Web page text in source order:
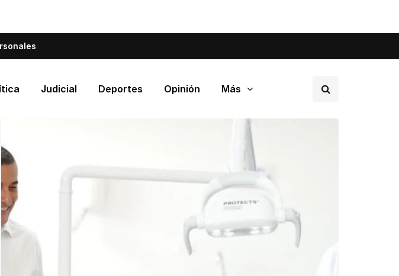
Judicial Deportes Opinión Más